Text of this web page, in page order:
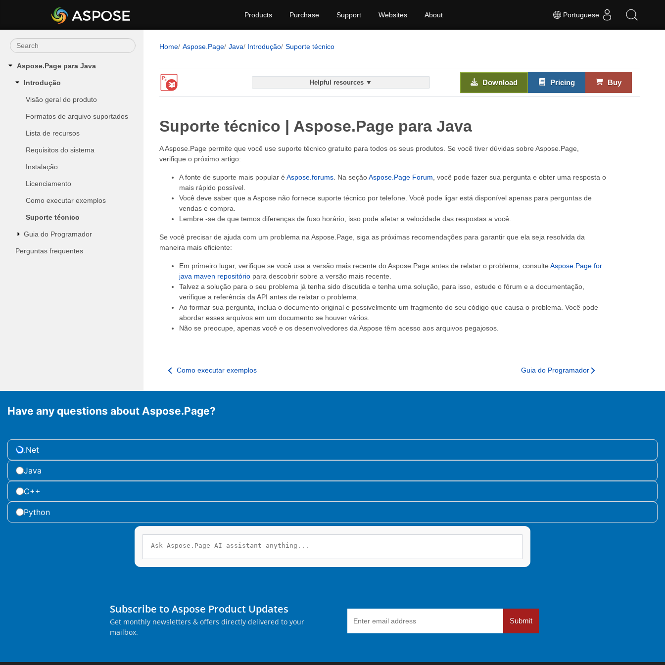
Portuguese
Products Purchase Support Websites About
Aspose.Page para Java
Introdução
Visão geral do produto
Formatos de arquivo suportados
Lista de recursos
Requisitos do sistema
Instalação
Licenciamento
Como executar exemplos
Suporte técnico
Guia do Programador
Perguntas frequentes
Home Aspose.Page Java Introdução Suporte técnico
Helpful resources ▼ Download Pricing Buy
Suporte técnico | Aspose.Page para Java
A Aspose.Page permite que você use suporte técnico gratuito para todos os seus produtos. Se você tiver dúvidas sobre Aspose.Page,
verifique o próximo artigo:
A fonte de suporte mais popular é Aspose.forums. Na seçãoAspose.Page Forum, você pode fazer sua pergunta e obter uma resposta o
mais rápido possível.
Você deve saber que a Aspose não fornece suporte técnico por telefone. Você pode ligar está disponível apenas para perguntas de
vendas e compra.
Lembre -se de que temos diferenças de fuso horário, isso pode afetar a velocidade das respostas a você.
Se você precisar de ajuda com um problema na Aspose.Page, siga as próximas recomendações para garantir que ela seja resolvida da
maneira mais eficiente:
Em primeiro lugar, verifique se você usa a versão mais recente do Aspose.Page antes de relatar o problema, consulte Aspose.Page for
java maven repositório para descobrir sobre a versão mais recente.
Talvez a solução para o seu problema já tenha sido discutida e tenha uma solução, para isso, estude o fórum e a documentação,
verifique a referência da API antes de relatar o problema.
Ao formar sua pergunta, inclua o documento original e possivelmente um fragmento do seu código que causa o problema. Você pode
abordar esses arquivos em um documento se houver vários.
Não se preocupe, apenas você e os desenvolvedores da Aspose têm acesso aos arquivos pegajosos.
Como executar exemplos Guia do Programador
Have any questions about Aspose.Page?
.Net
Java
C++
Python
Subscribe to Aspose Product Updates
Get monthly newsletters & offers directly delivered to your
mailbox.
Submit